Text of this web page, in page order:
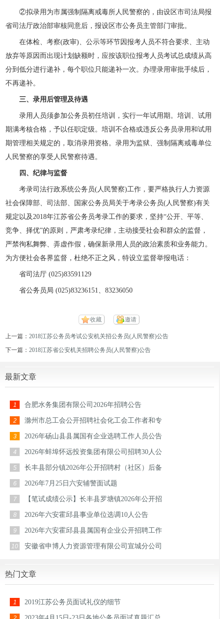
②拟录用为市属强制隔离戒毒所人民警察的，由设区市司法局报
省司法厅政治部审核同意后，报设区市公务员主管部门审批。
在体检、考察(政审)、公示等环节因报考人员不符合要求、主动
放弃等原因而出现计划缺额时，应按该职位报考人员考试总成绩从高
分到低分进行递补，每个职位只能递补一次。办理录用审批手续后，
不再递补。
三、录用后管理及待遇
录用人员须参加公务员初任培训，实行一年试用期。培训、试用
期满考核合格，予以任职定级。培训不合格或违反公务员录用和试用
期管理相关规定的，取消录用资格。录用为监狱、强制隔离戒毒单位
人民警察的享受人民警察待遇。
四、纪律与监督
考录司法行政系统公务员(人民警察)工作，要严格执行人力资源
社会保障部、司法部、
国家公务员局关于考录公务员(人民警察)有关
规定以及2018年江苏省公务员考录工作的要求，坚持“公开、平等、
竞争、择优”的原则，严肃考录纪律，主动接受社会和群众的监督，
严禁徇私舞弊、弄虚作假，确保新录用人员的政治素质和业务能力。
为方便社会各界监督，杜绝不正之风，特设立监督举报电话：
省司法厅 (025)83591129
省公务员局 (025)83236151、83236050
收藏 邀请
上一篇：2018江苏公务员考试公安机关招公务员(人民警察)公告
下一篇：2018江苏省公安机关招聘公务员(人民警察)公告
最新文章
1 合肥水务集团有限公司2026年招聘公告
2 滁州市总工会公开招聘社会化工会工作者和专
3 2026年砀山县县属国有企业选聘工作人员公告
4 2026年蚌埠怀远投资集团有限公司招聘30人公
5 长丰县部分镇2026年公开招聘村（社区）后备
6 2026年7月25日六安辅警面试题
7 【笔试成绩公示】长丰县罗塘镇2026年公开招
8 2026年六安霍邱县事业单位选调10人公告
9 2026年六安霍邱县县属国有企业公开招聘工作
10 安徽省申博人力资源管理有限公司宣城分公司
热门文章
1 2019江苏公务员面试礼仪的细节